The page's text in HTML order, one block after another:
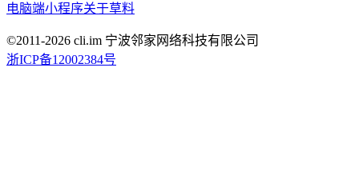
电脑端小程序关于草料
©2011-2026 cli.im 宁波邻家网络科技有限公司
浙ICP备12002384号